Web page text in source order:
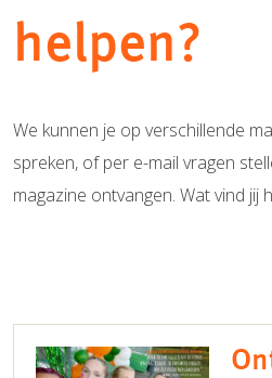
helpen?
We kunnen je op verschillende
spreken, of per e-mail vragen
magazine ontvangen. Wat vind jij